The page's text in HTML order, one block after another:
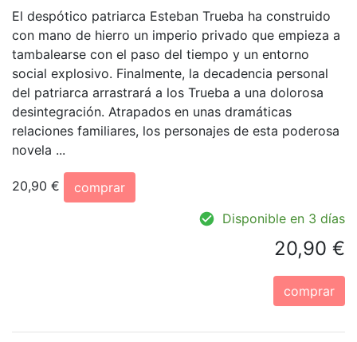
El despótico patriarca Esteban Trueba ha construido
con mano de hierro un imperio privado que empieza a
tambalearse con el paso del tiempo y un entorno
social explosivo. Finalmente, la decadencia personal
del patriarca arrastrará a los Trueba a una dolorosa
desintegración. Atrapados en unas dramáticas
relaciones familiares, los personajes de esta poderosa
novela ...
20,90 €
comprar
Disponible en 3 días
20,90 €
comprar